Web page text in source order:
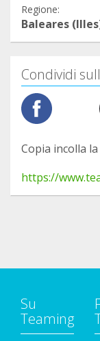
Regione:
Baleares
Condividi
Copia incolla la
https://
Su
Teaming